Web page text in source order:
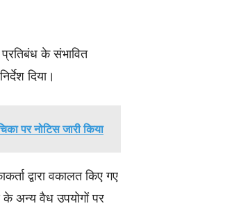
प्रतिबंध के संभावित
दिया।
पर नोटिस जारी किया
द्वारा वकालत किए गए
के अन्य वैध उपयोगों पर